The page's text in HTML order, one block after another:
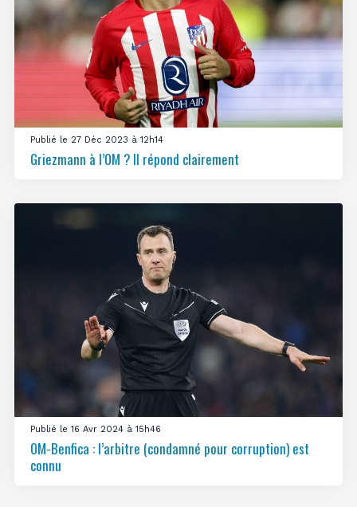
Publié le 27 Déc 2023 à 12h14
Griezmann à l’OM ? Il répond clairement
Publié le 16 Avr 2024 à 15h46
OM-Benfica : l’arbitre (condamné pour corruption) est
connu